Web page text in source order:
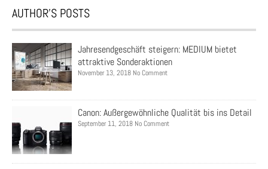
AUTHOR’S POSTS
Jahresendgeschäft steigern: MEDIUM bietet
attraktive Sonderaktionen
November 13, 2018 No Comment
Canon: Außergewöhnliche Qualität bis ins Detail
September 11, 2018 No Comment